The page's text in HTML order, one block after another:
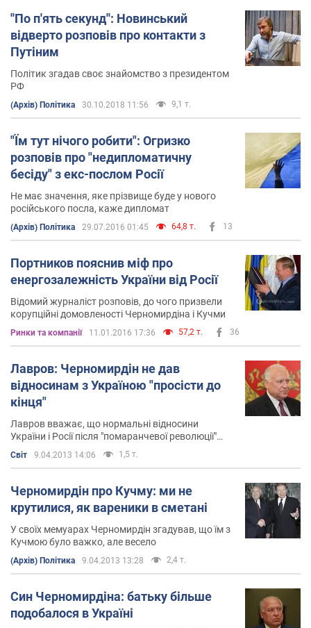
''По п'ять секунд'': Новинський
відверто розповів про контакти з
Путіним
Політик згадав своє знайомство з президентом
РФ
(Архів) Політика 30.10.2018 11:56 9,1 т.
"Їм тут нічого робити": Огризко
розповів про "недипломатичну
бесіду" з екс-послом Росії
Не має значення, яке прізвище буде у нового
російського посла, каже дипломат
(Архів) Політика 29.07.2016 01:45 64,8 т. 13
Портников пояснив міф про
енергозалежність України від Росії
Відомий журналіст розповів, до чого призвели
корупційні домовленості Черномирдіна і Кучми
Ринки та компанії 11.01.2016 17:36 57,2 т. 36
Лавров: Черномирдін не дав
відносинам з Україною "просісти до
кінця"
Лавров вважає, що нормальні відносини
України і Росії після "помаранчевої революції"
вдалося зберегти, насамперед, завдяки
зусиллям Черномирдіна
Світ 9.04.2013 14:06 1,5 т.
Черномирдін про Кучму: ми не
крутилися, як вареники в сметані
У своїх мемуарах Черномирдін згадував, що їм з
Кучмою було важко, але весело
(Архів) Політика 9.04.2013 13:28 2,4 т.
Син Черномирдіна: батьку більше
подобалося в Україні